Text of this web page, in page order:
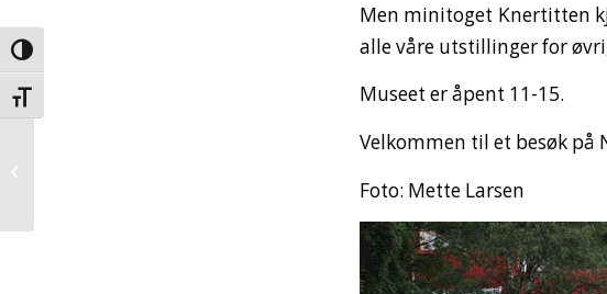
Veksle høykontrast
Veksle skriftstørrelse
Men minitoget Knertitten
alle våre utstillinger for
Museet er åpent 11-15.
Velkommen til et besøk på
Foto: Mette Larsen